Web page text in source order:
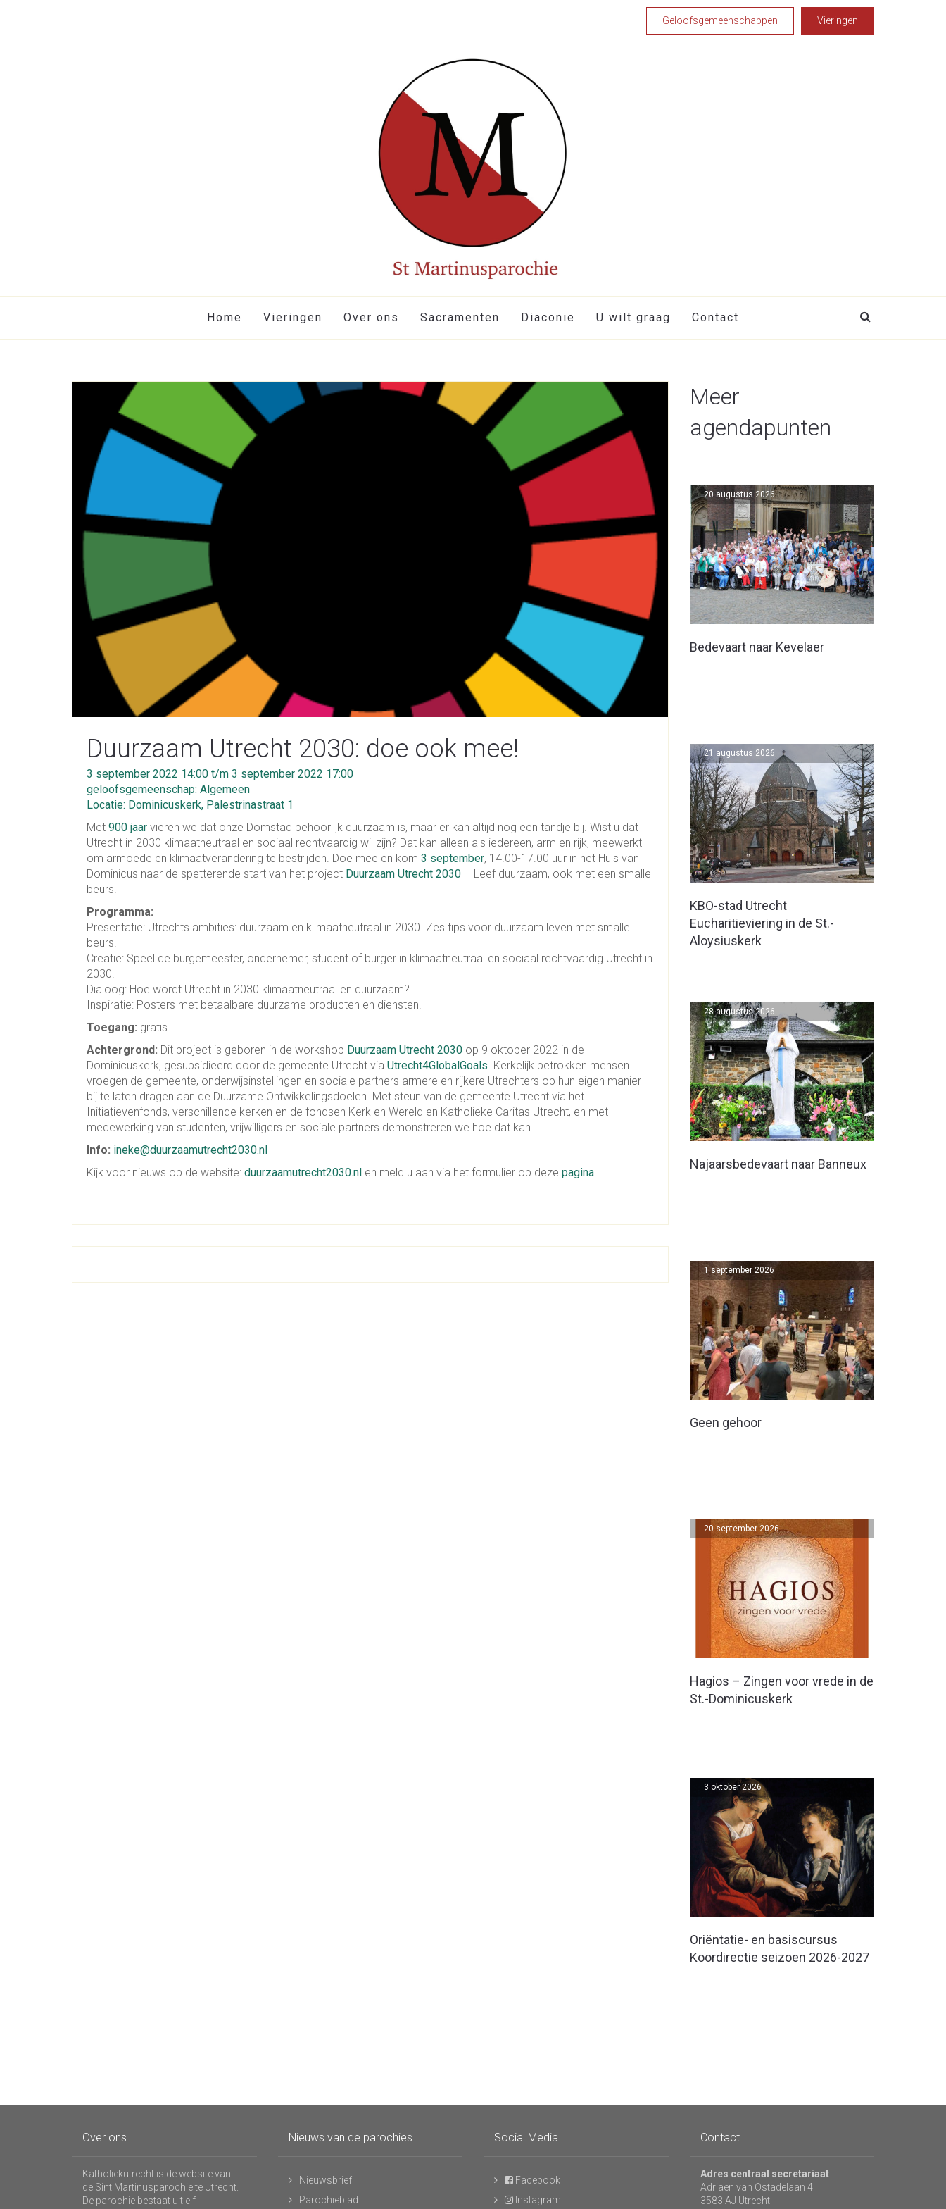
Geloofsgemeenschappen Vieringen
Home Vieringen Over ons Sacramenten Diaconie U wilt graag Contact
Duurzaam Utrecht 2030: doe ook mee!
3 september 2022 14:00 t/m 3 september 2022 17:00
geloofsgemeenschap: Algemeen
Locatie: Dominicuskerk, Palestrinastraat 1
Met 900 jaar vieren we dat onze Domstad behoorlijk duurzaam is, maar er kan altijd nog een tandje bij. Wist u dat
Utrecht in 2030 klimaatneutraal en sociaal rechtvaardig wil zijn? Dat kan alleen als iedereen, arm en rijk, meewerkt
om armoede en klimaatverandering te bestrijden. Doe mee en kom 3 september, 14.00-17.00 uur in het Huis van
Dominicus naar de spetterende start van het project Duurzaam Utrecht 2030 – Leef duurzaam, ook met een smalle
beurs.
Programma:
Presentatie: Utrechts ambities: duurzaam en klimaatneutraal in 2030. Zes tips voor duurzaam leven met smalle
beurs.
Creatie: Speel de burgemeester, ondernemer, student of burger in klimaatneutraal en sociaal rechtvaardig Utrecht in
2030.
Dialoog: Hoe wordt Utrecht in 2030 klimaatneutraal en duurzaam?
Inspiratie: Posters met betaalbare duurzame producten en diensten.
Toegang: gratis.
Achtergrond: Dit project is geboren in de workshop Duurzaam Utrecht 2030 op 9 oktober 2022 in de
Dominicuskerk, gesubsidieerd door de gemeente Utrecht via Utrecht4GlobalGoals . Kerkelijk betrokken mensen
vroegen de gemeente, onderwijsinstellingen en sociale partners armere en rijkere Utrechters op hun eigen manier
bij te laten dragen aan de Duurzame Ontwikkelingsdoelen. Met steun van de gemeente Utrecht via het
Initiatievenfonds, verschillende kerken en de fondsen Kerk en Wereld en Katholieke Caritas Utrecht, en met
medewerking van studenten, vrijwilligers en sociale partners demonstreren we hoe dat kan.
Info: ineke@duurzaamutrecht2030.nl
Kijk voor nieuws op de website: duurzaamutrecht2030.nl en meld u aan via het formulier op deze pagina
Meer
agendapunten
Bedevaart naar Kevelaer
20 augustus 2026
KBO-stad Utrecht
Eucharitieviering in de St.-
Aloysiuskerk
21 augustus 2026
Najaarsbedevaart naar Banneux
28 augustus 2026
Geen gehoor
1 september 2026
Hagios – Zingen voor vrede in de
St.-Dominicuskerk
20 september 2026
Oriëntatie- en basiscursus
Koordirectie seizoen 2026-2027
3 oktober 2026
Over ons
Katholiekutrecht is de website van
de Sint Martinusparochie te Utrecht.
De parochie bestaat uit elf
Nieuws van de parochies
Nieuwsbrief
Parochieblad
Social Media
Facebook
Instagram
Contact
Adres centraal secretariaat
Adriaen van Ostadelaan 4
3583 AJ Utrecht